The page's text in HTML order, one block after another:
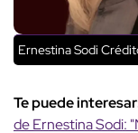
Ernestina Sodi
Te puede
de Ernestina Sodi: